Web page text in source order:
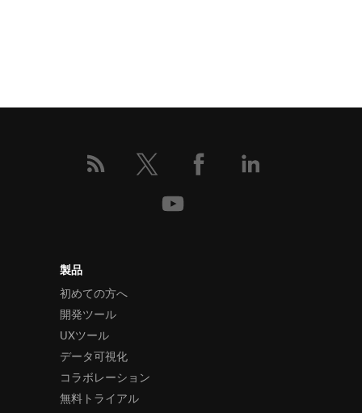
製品
初めての方へ
開発ツール
UXツール
データ可視化
コラボレーション
無料トライアル